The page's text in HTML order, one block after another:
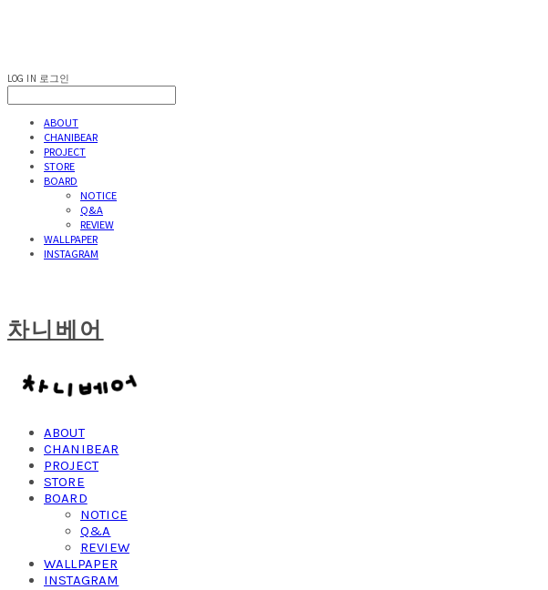
LOG IN 로그인
ABOUT
CHANIBEAR
PROJECT
STORE
BOARD
NOTICE
Q&A
REVIEW
WALLPAPER
INSTAGRAM
차니베어
ABOUT
CHANIBEAR
PROJECT
STORE
BOARD
NOTICE
Q&A
REVIEW
WALLPAPER
INSTAGRAM